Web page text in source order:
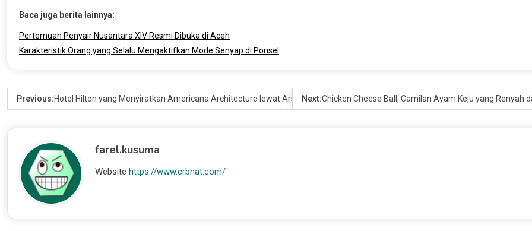
Baca juga berita lainnya:
Pertemuan Penyair Nusantara XIV Resmi Dibuka di Aceh
Karakteristik Orang yang Selalu Mengaktifkan Mode Senyap di Ponsel
Previous:Hotel Hilton yang Menyiratkan Americana Architecture lewat Arsitektur dan Desain
Next:Chicken Cheese Ball, Camilan Ayam Keju yang Renyah
farel.kusuma
Website https://www.crbnat.com/